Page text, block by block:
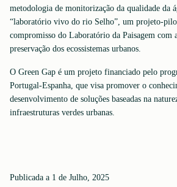
metodologia de monitorização da qualidade da
“laboratório vivo do rio Selho”, um projeto-
compromisso do Laboratório da Paisagem com
preservação dos ecossistemas urbanos.
O Green Gap é um projeto financiado pelo
Portugal-Espanha, que visa promover o
desenvolvimento de soluções baseadas na
infraestruturas verdes urbanas.
Publicada a 1 de Julho, 2025